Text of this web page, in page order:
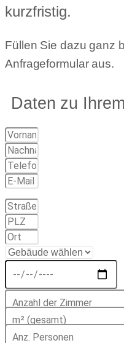
kurzfristig.
Füllen Sie dazu ganz
Anfrageformular aus.
Daten zu Ihrem